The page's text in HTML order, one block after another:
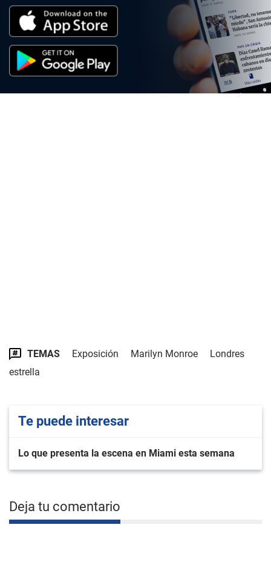
TEMAS Exposición Marilyn Monroe
Londres
estrella
Te puede interesar
Lo que presenta la escena en Miami esta semana
Deja tu comentario